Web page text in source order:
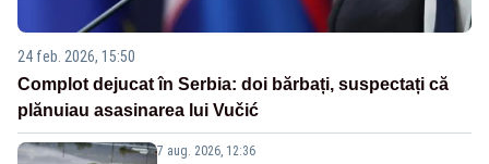
24 feb. 2026, 15:50
Complot dejucat în Serbia: doi bărbați, suspectați că
plănuiau asasinarea lui Vučić
7 aug. 2026, 12:36